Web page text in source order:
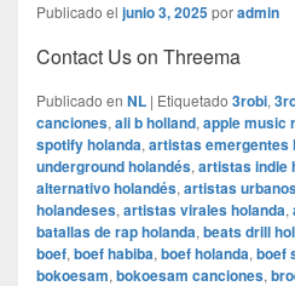
Publicado el junio 3, 2025poradmin
Contact Us on Threema
Publicado en NL | Etiquetado 3robi,
canciones, ali b holland, apple music
spotify holanda, artistas emergentes
underground holandés, artistas indie
alternativo holandés, artistas
holandeses, artistas virales holanda,
batallas de rap holanda, beats drill
boef, boef habiba, boef holanda, boef
bokoesam, bokoesam canciones,